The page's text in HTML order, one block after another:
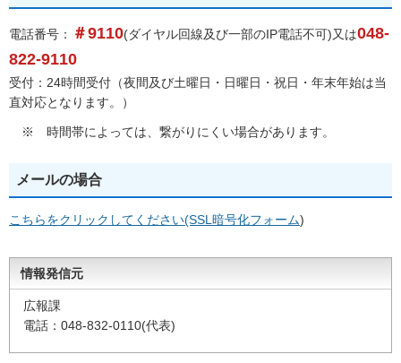
電話番号： ＃9110(ダイヤル回線及び一部のIP電話不可)又は048-
822-9110
受付：24時間受付（夜間及び土曜日・日曜日・祝日・年末年始は当
直対応となります。）
※ 時間帯によっては、繋がりにくい場合があります。
メールの場合
こちらをクリックしてください(SSL暗号化フォーム)
情報発信元
広報課
電話：048-832-0110(代表)